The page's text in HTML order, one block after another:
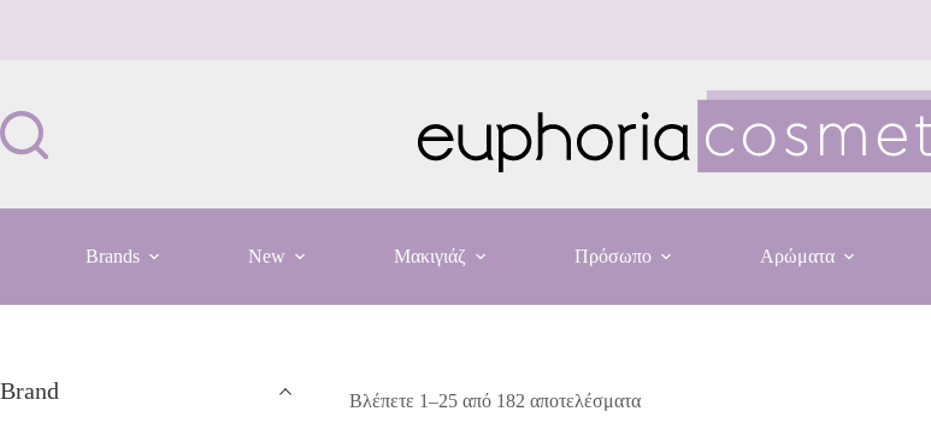
Brands New Μακιγιάζ Πρόσωπο Αρώματα
Βλέπετε 1–25 από 182 αποτελέσματα
Brand